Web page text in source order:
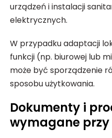
urządzeń i instalacji
elektrycznych.
W przypadku adaptacji
funkcji (np. biurowej lub
może być sporządzenie
sposobu użytkowania.
Dokumenty i
wymagane